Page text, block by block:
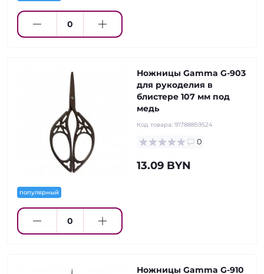
популярный
Ножницы Gamma G-903
для рукоделия в
блистере 107 мм под
медь
Код товара: 91788859524
0
13.09 BYN
Ножницы Gamma G-910